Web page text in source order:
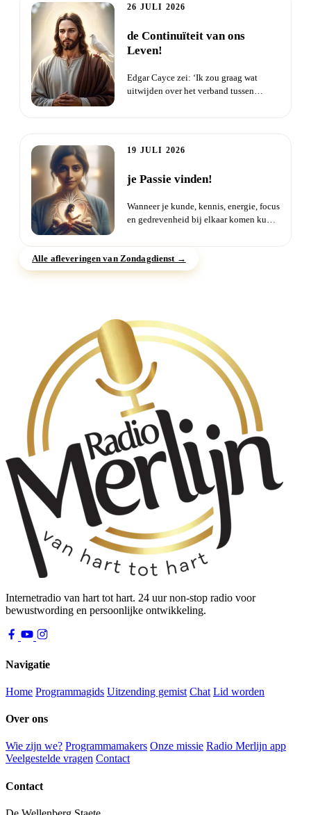
26 JULI 2026
de Continuïteit van ons
Leven!
Edgar Cayce zei: ‘Ik zou graag wat
uitwijden over het verband tussen
19 JULI 2026
je Passie vinden!
Wanneer je kunde, kennis, energie, focus
en gedrevenheid bij elkaar komen kun
Alle afleveringen van Zondagdienst →
Internetradio van hart tot hart. 24 uur non-stop radio voor
bewustwording en persoonlijke ontwikkeling.
Navigatie
Home Programmagids Uitzending gemist Chat Lid worden
Over ons
Wie zijn we? Programmamakers Onze missie Radio Merlijn app
Veelgestelde vragen Contact
Contact